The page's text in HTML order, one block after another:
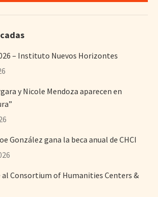
– Instituto Nuevos Horizontes
y Nicole Mendoza aparecen en
González gana la beca anual de CHCI
al Consortium of Humanities Centers &